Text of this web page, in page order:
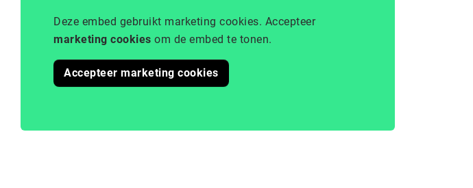
Deze embed gebruikt marketing cookies. Accepteer
marketing cookies om de embed te tonen.
Accepteer marketing cookies